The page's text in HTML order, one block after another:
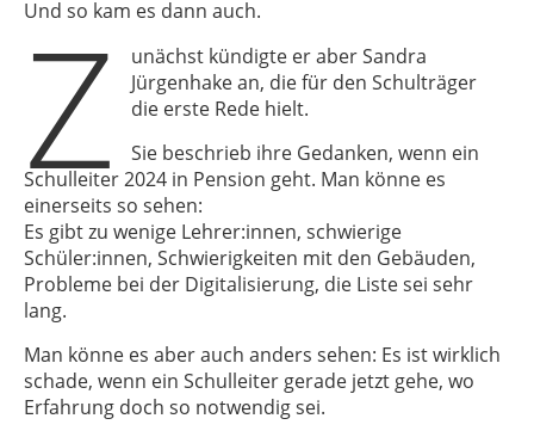
Und so kam es dann auch.
Z
unächst kündigte er aber Sandra
Jürgenhake an, die für den Schulträger
die erste Rede hielt.
Sie beschrieb ihre Gedanken, wenn ein
Schulleiter 2024 in Pension geht. Man könne es
einerseits so sehen:
Es gibt zu wenige Lehrer:innen, schwierige
Schüler:innen, Schwierigkeiten mit den Gebäuden,
Probleme bei der Digitalisierung, die Liste sei sehr
lang.
Man könne es aber auch anders sehen: Es ist wirklich
schade, wenn ein Schulleiter gerade jetzt gehe, wo
Erfahrung doch so notwendig sei.